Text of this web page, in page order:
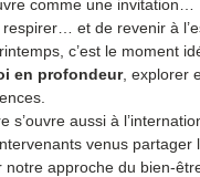
comme une invitation…
et de revenir à
en profondeur, explorer
s’ouvre aussi à
venus partager
approche du bien-